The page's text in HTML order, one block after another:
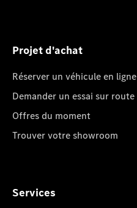
Projet d'achat
Réserver un véhicule en ligne
Demander un essai sur route
Offres du moment
Trouver votre showroom
Services